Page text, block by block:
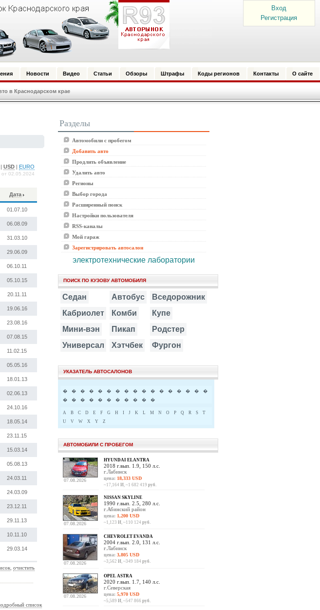
Вход
Регистрация
Новости Видео Статьи Обзоры Штрафы Коды регионов Контакты О сайте
в Краснодарском крае
|USD | EURO
02.05.2024
Дата
01.07.10
06.08.09
31.03.10
29.06.09
06.10.11
05.10.15
20.11.11
19.06.16
23.08.16
07.08.15
11.02.15
05.05.16
18.01.13
02.06.13
24.10.16
18.05.14
23.11.15
15.03.14
05.08.13
24.03.11
24.03.09
23.12.11
29.11.13
10.11.10
29.03.14
,очистить
список
Разделы
Автомобили с пробегом
Добавить авто
Продлить объявление
Удалить авто
Регионы
Выбор города
Расширенный поиск
Настройки пользователя
RSS-каналы
Мой гараж
Зарегистрировать автосалон
электротехнические лаборатории
ПОИСК ПО КУЗОВУ АВТОМОБИЛЯ
Седан Автобус
Вседорожник
Кабриолет
Комби
Купе
Мини-вэн
Пикап
Родстер
Универсал
Хэтчбек Фургон
УКАЗАТЕЛЬ АВТОСАЛОНОВ
� � � � � � � � � � � � � � � �
�
�
� � � � � � � � � �
A B C D E F G H I J K L M N O P Q R S
T
U
V W X Y Z
АВТОМОБИЛИ С ПРОБЕГОМ
07.08.2026
HYUNDAI ELANTRA
2018 г.вып. 1.9, 150 л.с.
г.Лабинск
цена: 18,333 USD
~17,164 И, ~1 682 419 руб.
07.08.2026
NISSAN SKYLINE
1990 г.вып. 2.5, 280 л.с.
г.Абинский район
цена: 1,200 USD
~1,123 И, ~110 124 руб.
07.08.2026
CHEVROLET EVANDA
2004 г.вып. 2.0, 131 л.с.
г.Лабинск
цена: 3,805 USD
~3,562 И, ~349 184 руб.
07.08.2026
OPEL ASTRA
2020 г.вып. 1.7, 140 л.с.
г.Северская
цена: 5,970 USD
~5,589 И, ~547 866 руб.